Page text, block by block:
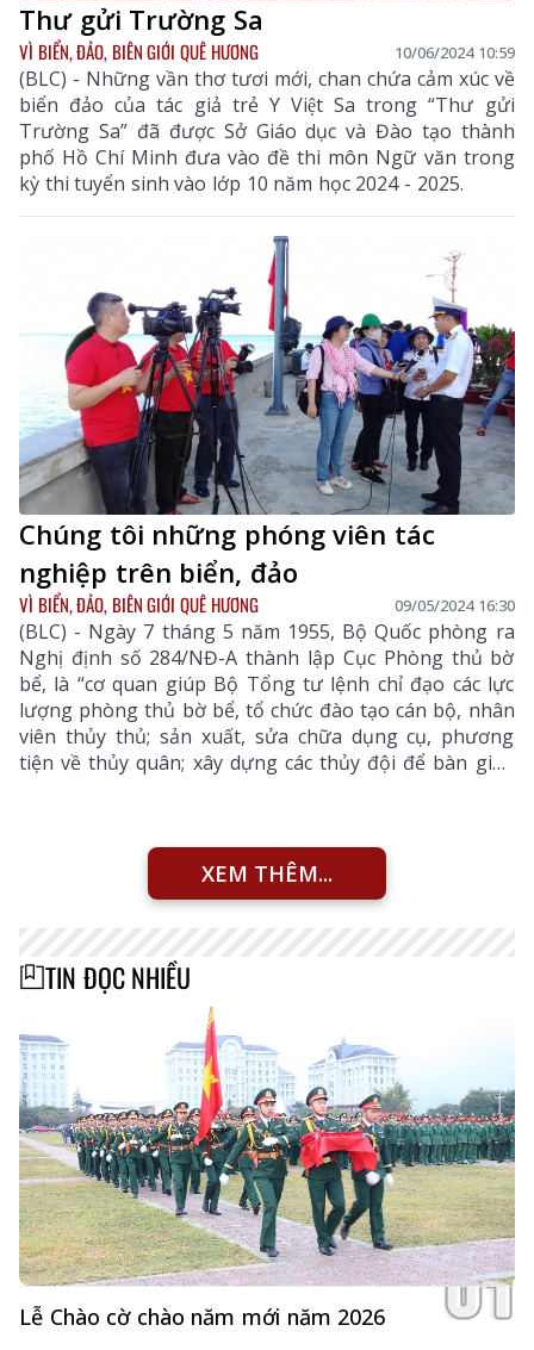
Thư gửi Trường Sa
VÌ BIỂN, ĐẢO, BIÊN GIỚI QUÊ HƯƠNG 10/06/2024 10:59
(BLC) - Những vần thơ tươi mới, chan chứa cảm xúc về
biển đảo của tác giả trẻ Y Việt Sa trong “Thư gửi
Trường Sa” đã được Sở Giáo dục và Đào tạo thành
phố Hồ Chí Minh đưa vào đề thi môn Ngữ văn trong
kỳ thi tuyển sinh vào lớp 10 năm học 2024 - 2025.
Chúng tôi những phóng viên tác
nghiệp trên biển, đảo
VÌ BIỂN, ĐẢO, BIÊN GIỚI QUÊ HƯƠNG 09/05/2024 16:30
(BLC) - Ngày 7 tháng 5 năm 1955, Bộ Quốc phòng ra
Nghị định số 284/NĐ-A thành lập Cục Phòng thủ bờ
bể, là “cơ quan giúp Bộ Tổng tư lệnh chỉ đạo các lực
lượng phòng thủ bờ bể, tổ chức đào tạo cán bộ, nhân
viên thủy thủ; sản xuất, sửa chữa dụng cụ, phương
tiện về thủy quân; xây dựng các thủy đội để bàn giao
ngày 7 tháng 5 năm 1955 trở thành mốc lịch sử đánh
dấu sự ra đời của Hải quân nhân dân Việt Nam đã 69
năm phấn đấu và trưởng thành. Nhóm phóng viên
dấu ấn, những chiến tích của lực lượng Hải quân nhân
dân Việt Nam, những người bám biển, đảo bảo vệ đất
XEM THÊM...
TIN ĐỌC NHIỀU
Lễ Chào cờ chào năm mới năm 2026